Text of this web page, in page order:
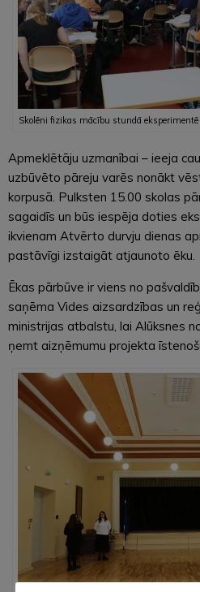
Skolēni fizikas mācību stundā eksperimentē
Apmeklētāju uzmanībai – ieeja
uzbūvēto pāreju varēs nonākt
korpusā. Pulksten 15.00 skolas
sagaidīs un būs iespēja doties
ikvienam Atvērto durvju dienas
pastāvīgi izstaigāt atjaunoto ēku.
Ēkas pārbūve ir viens no
saņēma Vides aizsardzības un
ministrijas atbalstu, lai Alūksnes
ņemt aizņēmumu projekta